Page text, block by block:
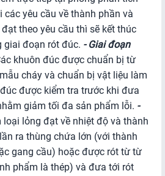
các yêu cầu về thành phần và
theo yêu cầu thì sẽ kết thúc
giai đoạn rót đúc. - Giai đoạn
khuôn đúc được chuẩn bị từ
cháy và chuẩn bị vật liệu làm
được kiểm tra trước khi đưa
giảm tối đa sản phẩm lỗi. -
loại lỏng đạt về nhiệt độ và thành
ra thùng chứa lớn (với thành
gang cầu) hoặc được rót từ từ
phẩm là thép) và đưa tới rót